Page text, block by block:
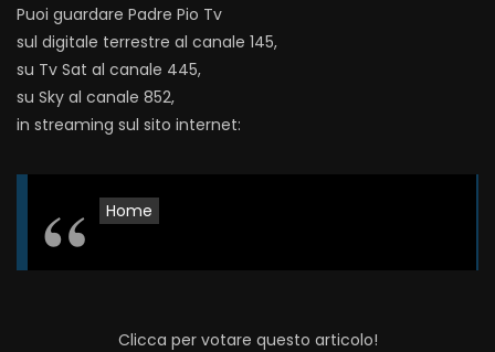
Puoi guardare Padre Pio Tv
sul digitale terrestre al canale 145,
su Tv Sat al canale 445,
su Sky al canale 852,
in streaming sul sito internet:
Home
Clicca per votare questo articolo!